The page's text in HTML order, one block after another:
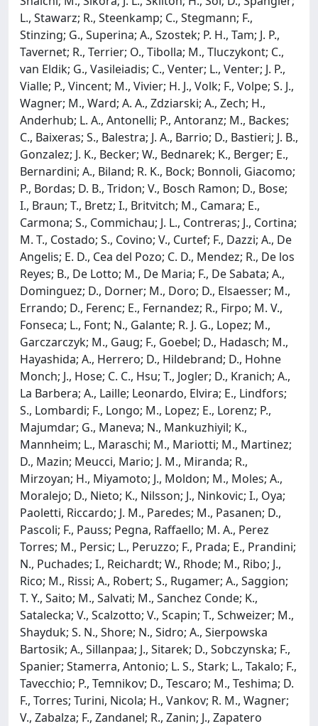
L., Stawarz; R., Steenkamp; C., Stegmann; F.,
Stinzing; G., Superina; A., Szostek; P. H., Tam; J. P.,
Tavernet; R., Terrier; O., Tibolla; M., Tluczykont; C.,
van Eldik; G., Vasileiadis; C., Venter; L., Venter; J. P.,
Vialle; P., Vincent; M., Vivier; H. J., Volk; F., Volpe; S. J.,
Wagner; M., Ward; A. A., Zdziarski; A., Zech; H.,
Anderhub; L. A., Antonelli; P., Antoranz; M., Backes;
C., Baixeras; S., Balestra; J. A., Barrio; D., Bastieri; J. B.,
Gonzalez; J. K., Becker; W., Bednarek; K., Berger; E.,
Bernardini; A., Biland; R. K., Bock; Bonnoli, Giacomo;
P., Bordas; D. B., Tridon; V., Bosch Ramon; D., Bose;
I., Braun; T., Bretz; I., Britvitch; M., Camara; E.,
Carmona; S., Commichau; J. L., Contreras; J., Cortina;
M. T., Costado; S., Covino; V., Curtef; F., Dazzi; A., De
Angelis; E. D., Cea del Pozo; C. D., Mendez; R., De los
Reyes; B., De Lotto; M., De Maria; F., De Sabata; A.,
Dominguez; D., Dorner; M., Doro; D., Elsaesser; M.,
Errando; D., Ferenc; E., Fernandez; R., Firpo; M. V.,
Fonseca; L., Font; N., Galante; R. J. G., Lopez; M.,
Garczarczyk; M., Gaug; F., Goebel; D., Hadasch; M.,
Hayashida; A., Herrero; D., Hildebrand; D., Hohne
Monch; J., Hose; C. C., Hsu; T., Jogler; D., Kranich; A.,
La Barbera; A., Laille; Leonardo, Elvira; E., Lindfors;
S., Lombardi; F., Longo; M., Lopez; E., Lorenz; P.,
Majumdar; G., Maneva; N., Mankuzhiyil; K.,
Mannheim; L., Maraschi; M., Mariotti; M., Martinez;
D., Mazin; Meucci, Mario; J. M., Miranda; R.,
Mirzoyan; H., Miyamoto; J., Moldon; M., Moles; A.,
Moralejo; D., Nieto; K., Nilsson; J., Ninkovic; I., Oya;
Paoletti, Riccardo; J. M., Paredes; M., Pasanen; D.,
Pascoli; F., Pauss; Pegna, Raffaello; M. A., Perez
Torres; M., Persic; L., Peruzzo; F., Prada; E., Prandini;
N., Puchades; I., Reichardt; W., Rhode; M., Ribo; J.,
Rico; M., Rissi; A., Robert; S., Rugamer; A., Saggion;
T. Y., Saito; M., Salvati; M., Sanchez Conde; K.,
Satalecka; V., Scalzotto; V., Scapin; T., Schweizer; M.,
Shayduk; S. N., Shore; N., Sidro; A., Sierpowska
Bartosik; A., Sillanpaa; J., Sitarek; D., Sobczynska; F.,
Spanier; Stamerra, Antonio; L. S., Stark; L., Takalo; F.,
Tavecchio; P., Temnikov; D., Tescaro; M., Teshima; D.
F., Torres; Turini, Nicola; H., Vankov; R. M., Wagner;
V., Zabalza; F., Zandanel; R., Zanin; J., Zapatero